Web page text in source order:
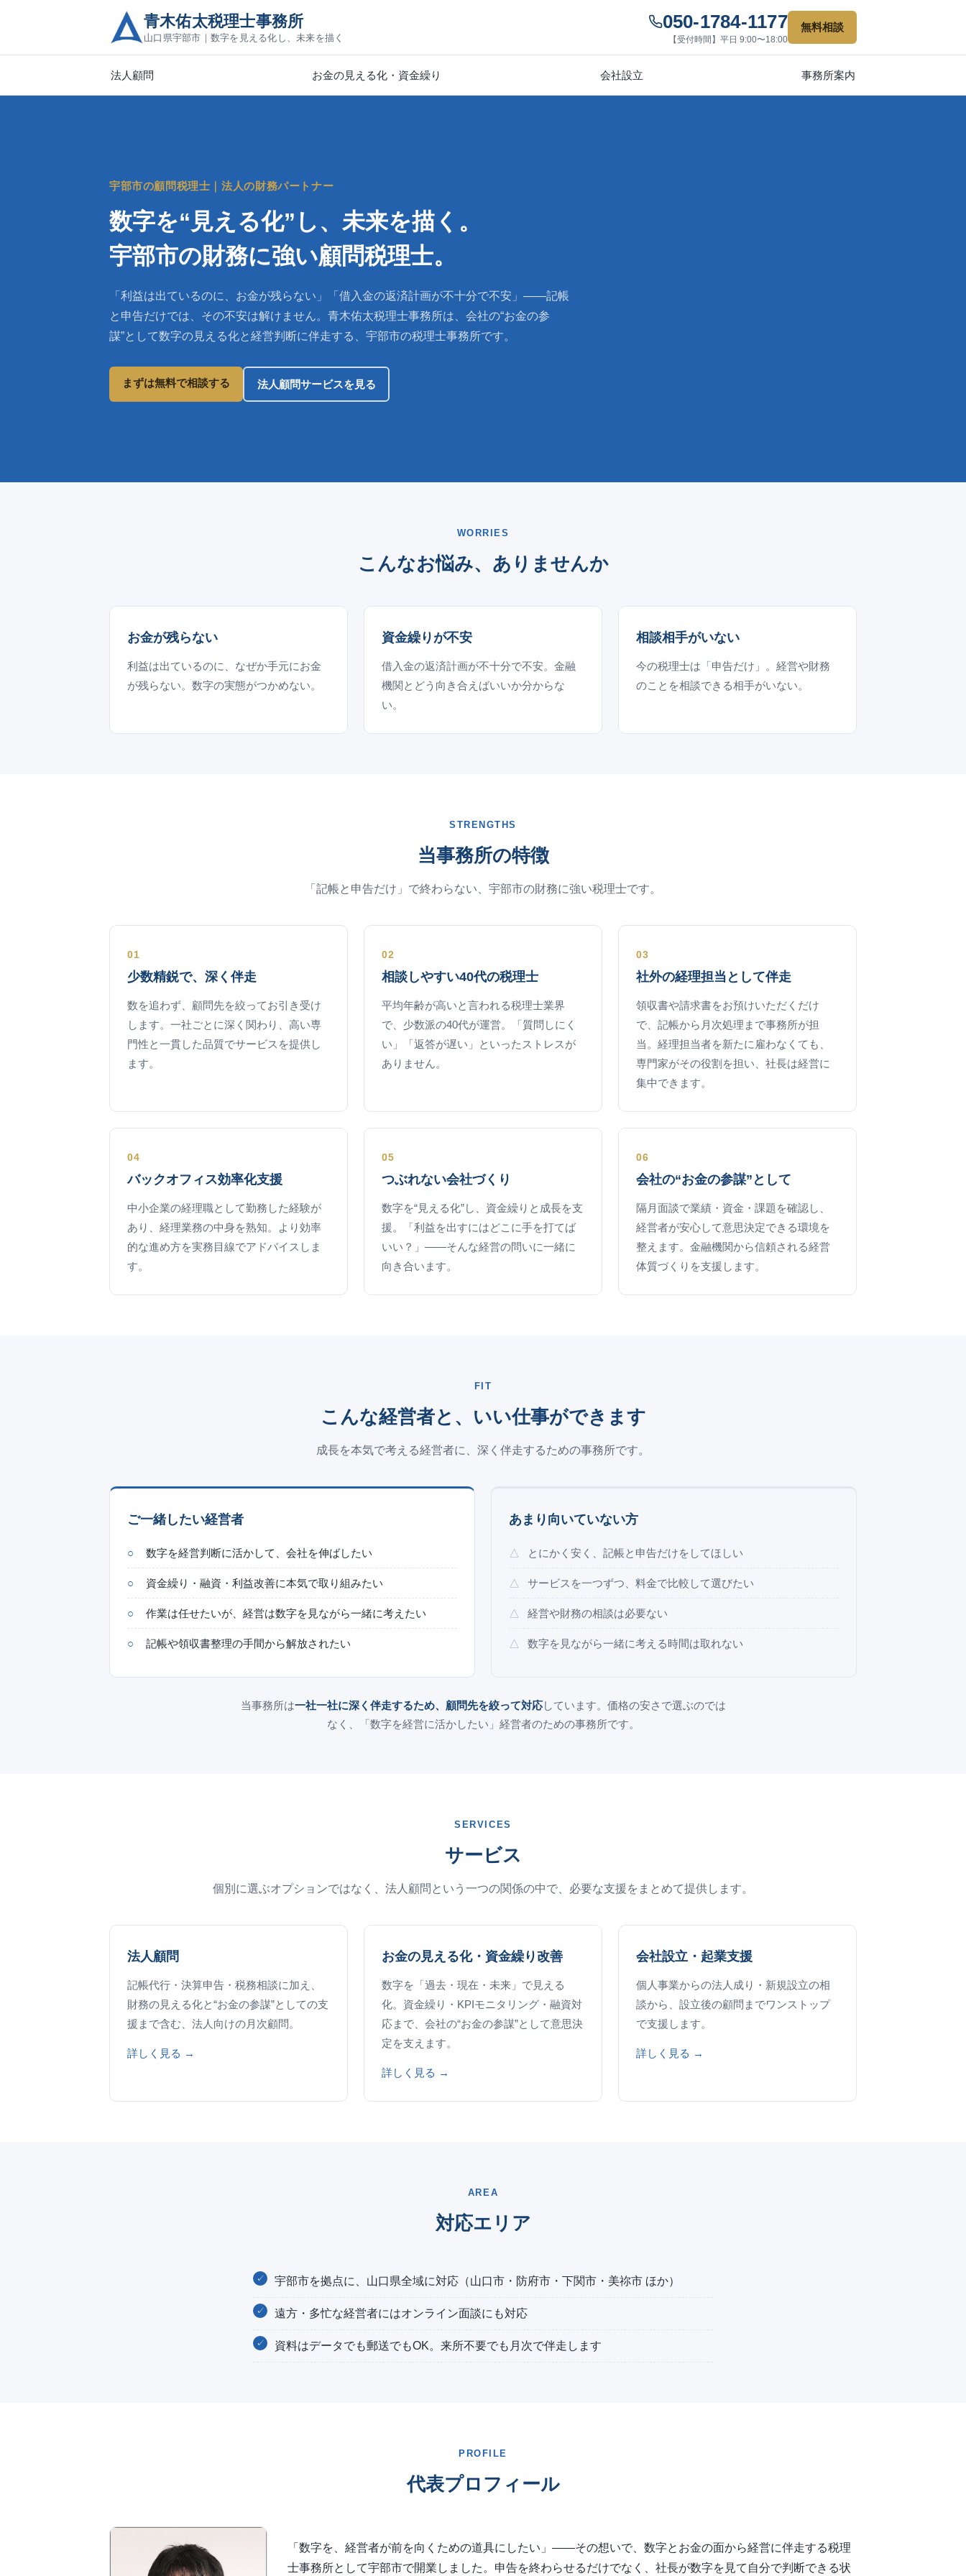
青木佑太税理士事務所
山口県宇部市｜数字を見える化し、未来を描く
050-1784-1177
【受付時間】平日 9:00〜18:00
無料相談
法人顧問 お金の見える化・資金繰り 会社設立 事務所案内
宇部市の顧問税理士｜法人の財務パートナー
数字を“見える化”し、未来を描く。
宇部市の財務に強い顧問税理士。
「利益は出ているのに、お金が残らない」「借入金の返済計画が不十分で不安」——記帳
と申告だけでは、その不安は解けません。青木佑太税理士事務所は、会社の“お金の参
謀”として数字の見える化と経営判断に伴走する、宇部市の税理士事務所です。
まずは無料で相談する 法人顧問サービスを見る
WORRIES
こんなお悩み、ありませんか
お金が残らない
利益は出ているのに、なぜか手元にお金
が残らない。数字の実態がつかめない。
資金繰りが不安
借入金の返済計画が不十分で不安。金融
機関とどう向き合えばいいか分からな
い。
相談相手がいない
今の税理士は「申告だけ」。経営や財務
のことを相談できる相手がいない。
STRENGTHS
当事務所の特徴
「記帳と申告だけ」で終わらない、宇部市の財務に強い税理士です。
01
少数精鋭で、深く伴走
数を追わず、顧問先を絞ってお引き受け
します。一社ごとに深く関わり、高い専
門性と一貫した品質でサービスを提供し
ます。
02
相談しやすい40代の税理士
平均年齢が高いと言われる税理士業界
で、少数派の40代が運営。「質問しにく
い」「返答が遅い」といったストレスが
ありません。
03
社外の経理担当として伴走
領収書や請求書をお預けいただくだけ
で、記帳から月次処理まで事務所が担
当。経理担当者を新たに雇わなくても、
専門家がその役割を担い、社長は経営に
集中できます。
04
バックオフィス効率化支援
中小企業の経理職として勤務した経験が
あり、経理業務の中身を熟知。より効率
的な進め方を実務目線でアドバイスしま
す。
05
つぶれない会社づくり
数字を“見える化”し、資金繰りと成長を支
援。「利益を出すにはどこに手を打てば
いい？」——そんな経営の問いに一緒に
向き合います。
06
会社の“お金の参謀”として
隔月面談で業績・資金・課題を確認し、
経営者が安心して意思決定できる環境を
整えます。金融機関から信頼される経営
体質づくりを支援します。
FIT
こんな経営者と、いい仕事ができます
成長を本気で考える経営者に、深く伴走するための事務所です。
ご一緒したい経営者
数字を経営判断に活かして、会社を伸ばしたい
資金繰り・融資・利益改善に本気で取り組みたい
作業は任せたいが、経営は数字を見ながら一緒に考えたい
記帳や領収書整理の手間から解放されたい
あまり向いていない方
とにかく安く、記帳と申告だけをしてほしい
サービスを一つずつ、料金で比較して選びたい
経営や財務の相談は必要ない
数字を見ながら一緒に考える時間は取れない
当事務所は一社一社に深く伴走するため、顧問先を絞って対応しています。価格の安さで選ぶのでは
なく、「数字を経営に活かしたい」経営者のための事務所です。
SERVICES
サービス
個別に選ぶオプションではなく、法人顧問という一つの関係の中で、必要な支援をまとめて提供します。
法人顧問
記帳代行・決算申告・税務相談に加え、
財務の見える化と“お金の参謀”としての支
援まで含む、法人向けの月次顧問。
詳しく見る →
お金の見える化・資金繰り改善
数字を「過去・現在・未来」で見える
化。資金繰り・KPIモニタリング・融資対
応まで、会社の“お金の参謀”として意思決
定を支えます。
詳しく見る →
会社設立・起業支援
個人事業からの法人成り・新規設立の相
談から、設立後の顧問までワンストップ
で支援します。
詳しく見る →
AREA
対応エリア
宇部市を拠点に、山口県全域に対応（山口市・防府市・下関市・美祢市 ほか）
遠方・多忙な経営者にはオンライン面談にも対応
資料はデータでも郵送でもOK。来所不要でも月次で伴走します
PROFILE
代表プロフィール
「数字を、経営者が前を向くための道具にしたい」——その想いで、数字とお金の面から経営に伴走する税理
士事務所として宇部市で開業しました。申告を終わらせるだけでなく、社長が数字を見て自分で判断できる状